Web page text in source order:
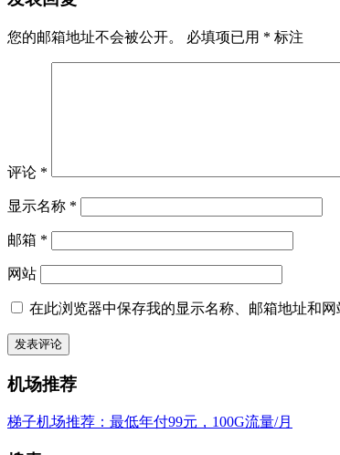
您的邮箱地址不会被公开。 必填项已用 * 标注
评论 *
显示名称 *
邮箱 *
网站
在此浏览器中保存我的显示名称、邮箱地址和网
机场推荐
梯子机场推荐：最低年付99元，100G流量/月